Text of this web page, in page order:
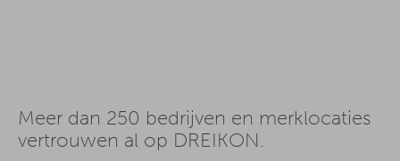
Meer dan 250 bedrijven en merklocaties
vertrouwen al op DREIKON.